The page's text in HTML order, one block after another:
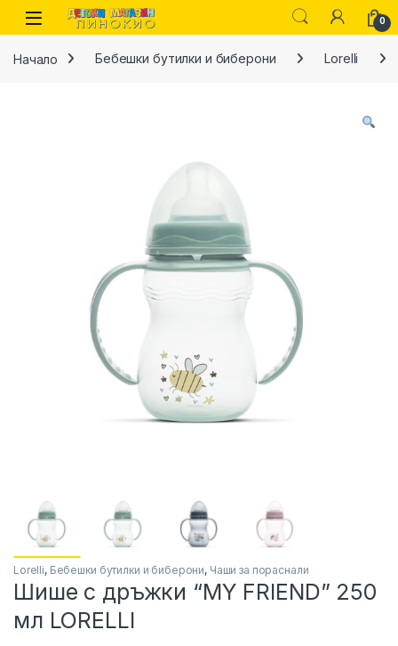
Skip to navigation
Skip to content
0
Начало Бебешки бутилки и биберони Lorelli
Lorelli, Бебешки бутилки и биберони, Чаши за пораснали
Шише с дръжки “MY FRIEND” 250
мл LORELLI